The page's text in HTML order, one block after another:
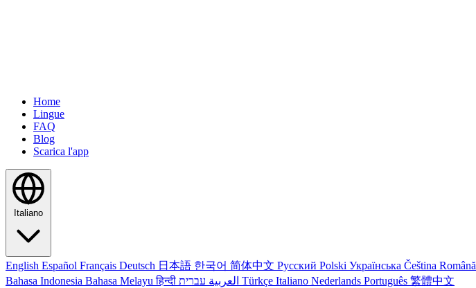
Home
Lingue
FAQ
Blog
Scarica l'app
Italiano
English Español Français Deutsch 日本語 한국어 简体中文 Русский Polski Українська Čeština Română
Bahasa Indonesia Bahasa Melayuहिन्दी العربية Türkçe Italiano Nederlands Português 繁體中文